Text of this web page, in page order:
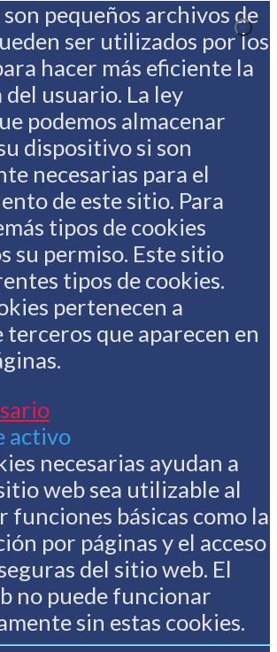
son pequeños archivos de
ser utilizados por los
hacer más eficiente la
usuario. La ley
podemos almacenar
dispositivo si son
necesarias para el
de este sitio. Para
tipos de cookies
su permiso. Este sitio
tipos de cookies.
pertenecen a
terceros que aparecen en
activo
necesarias ayudan a
web sea utilizable al
funciones básicas como la
por páginas y el acceso
del sitio web. El
no puede funcionar
sin estas cookies.